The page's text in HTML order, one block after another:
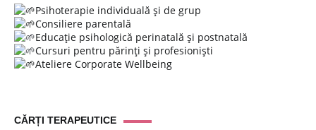
Psihoterapie individuală și de grup
Consiliere parentală
Educație psihologică perinatală și postnatală
Cursuri pentru părinți și profesioniști
Ateliere Corporate Wellbeing
CĂRȚI TERAPEUTICE